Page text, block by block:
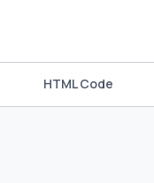
HTML Code